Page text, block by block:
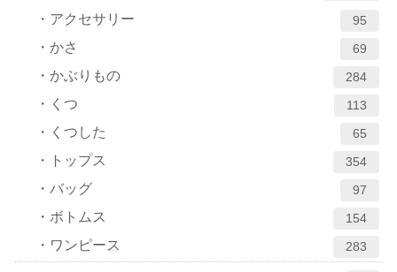
アクセサリー 95
かさ 69
かぶりもの 284
くつ 113
くつした 65
トップス 354
バッグ 97
ボトムス 154
ワンピース 283